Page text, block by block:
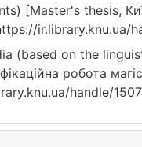
[Master's thesis,
ir.library.knu.ua/
(based on the
робота
handle/